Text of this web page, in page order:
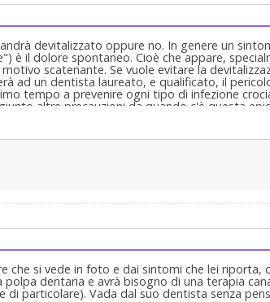
devitalizzato oppure no. In genere un
è il dolore spontaneo. Cioè che appare,
scatenante. Se vuole evitare la
ad un dentista laureato, e qualificato, il
tempo a prevenire ogni tipo di infezione
altre precauzioni da quando c'è questa
dando appuntamenti precisi e rispettando,
secondo indagini epidemiologiche fatte in
pressoché nessun caso di trasmissione
che si vede in foto e dai sintomi che lei riporta,
dentaria e avrà bisogno di una terapia
di particolare). Vada dal suo dentista senza